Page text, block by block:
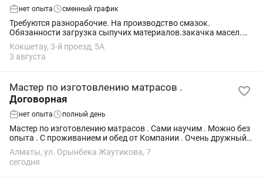
нет опыта сменный график
Требуются разнорабочие. На производство смазок.
Обязанности загрузка сыпучих материалов.закачка масел.
Слив и упаковка готовой продукции. Официальное
трудоустройство,зарплата на карту форте...
Кокшетау, 3-й проезд, 5А
3 августа
Мастер по изготовлению матрасов .
Договорная
нет опыта полный день
Мастер по изготовлению матрасов . Сами научим . Можно без
опыта . С проживанием и обед от Компании . Очень дружный
коллектив. От 250 К
Алматы, ул. Орынбека Жаутикова, 7
сегодня